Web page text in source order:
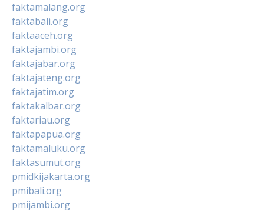
faktamalang.org
faktabali.org
faktaaceh.org
faktajambi.org
faktajabar.org
faktajateng.org
faktajatim.org
faktakalbar.org
faktariau.org
faktapapua.org
faktamaluku.org
faktasumut.org
pmidkijakarta.org
pmibali.org
pmijambi.org